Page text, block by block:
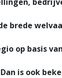
brede
op basis
is ook